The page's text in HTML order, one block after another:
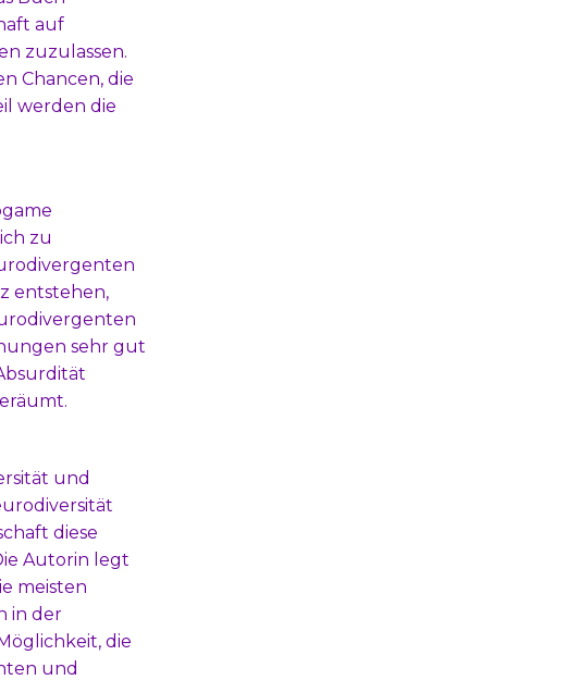
auf
zuzulassen.
Chancen, die
werden die
zu
entstehen,
sehr gut
und
diese
Autorin legt
meisten
in der
die
und